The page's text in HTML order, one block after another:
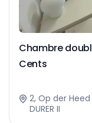
Chambre
Cents
2, Op der Heed
DURER II